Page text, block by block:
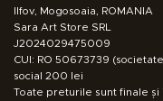
Ilfov, Mogosoaia, ROMANIA
Sara Art Store SRL
J2024029475009
CUI: RO 50673739
social 200 lei
Toate preturile sunt finale și